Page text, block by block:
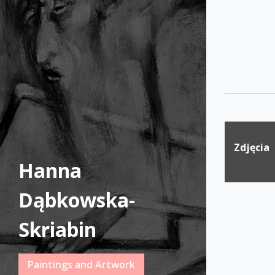
Hanna
Dąbkowska-
Skriabin
Paintings and Artwork
wpisu
Zdjęcia